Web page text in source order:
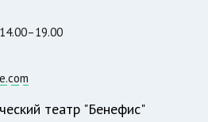
театр "Бенефис"